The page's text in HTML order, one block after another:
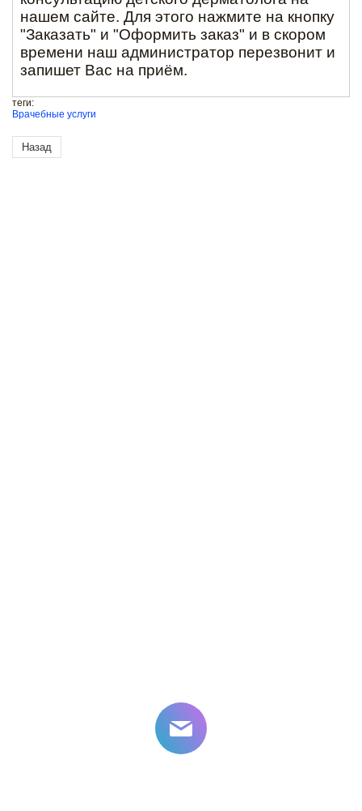
нашем сайте. Для этого нажмите на кнопку
"Заказать" и "Оформить заказ" и в скором
времени наш администратор перезвонит и
запишет Вас на приём.
теги:
Врачебные услуги
Назад